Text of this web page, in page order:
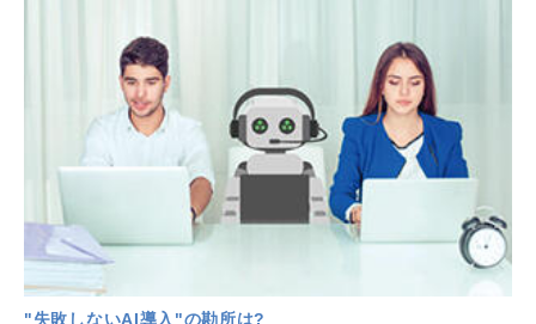
"失敗しないAI導入"の勘所は?